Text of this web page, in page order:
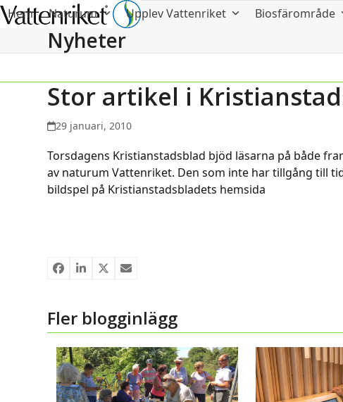
Hem Naturum Upplev Vattenriket Biosfärområde
Nyheter
Stor artikel i
29 januari, 2010
Torsdagens Kristianstadsblad bjöd läsarna på både
av naturum Vattenriket. Den som inte har tillgång till
bildspel på Kristianstadsbladets hemsida
Fler blogginlägg